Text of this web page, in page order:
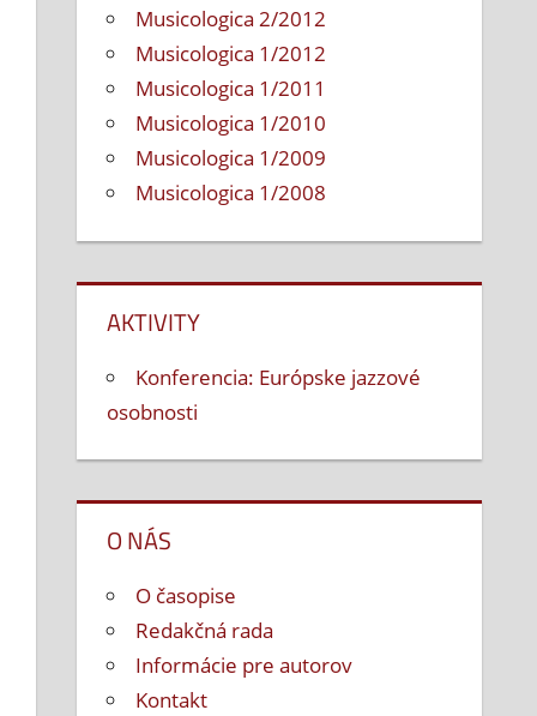
Musicologica 2/2012
Musicologica 1/2012
Musicologica 1/2011
Musicologica 1/2010
Musicologica 1/2009
Musicologica 1/2008
AKTIVITY
Konferencia: Európske jazzové
osobnosti
O NÁS
O časopise
Redakčná rada
Informácie pre autorov
Kontakt